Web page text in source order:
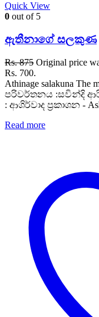
Quick View
0 out of 5
ඇතීනාගේ සලකුණ
Rs.875 Original price
Rs. 700.
Athinage salakuna The
පරිවර්තනය :සවින්දි
: ආශිර්වාද ප්‍රකාශන -
Read more